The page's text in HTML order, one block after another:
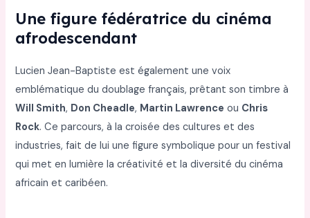
Une figure fédératrice du cinéma
afrodescendant
Lucien Jean-Baptiste est également une voix
emblématique du doublage français, prêtant son timbre à
Will Smith, Don Cheadle, Martin Lawrence ou Chris
Rock. Ce parcours, à la croisée des cultures et des
industries, fait de lui une figure symbolique pour un festival
qui met en lumière la créativité et la diversité du cinéma
africain et caribéen.